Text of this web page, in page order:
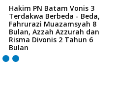
Hakim PN Batam Vonis 3
Terdakwa Berbeda - Beda,
Fahrurazi Muazamsyah 8
Bulan, Azzah Azzurah dan
Risma Divonis 2 Tahun 6
Bulan